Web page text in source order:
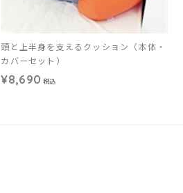
頭と上半身を支えるクッション（本体・
カバーセット）
¥8,690 税込